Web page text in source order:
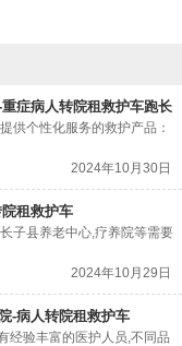
症病人转院租救护车跑长
供个性化服务的救护产品：
2024年10月30日
租救护车
子县养老中心,疗养院等需要
2024年10月29日
-病人转院租救护车
经验丰富的医护人员,不同品